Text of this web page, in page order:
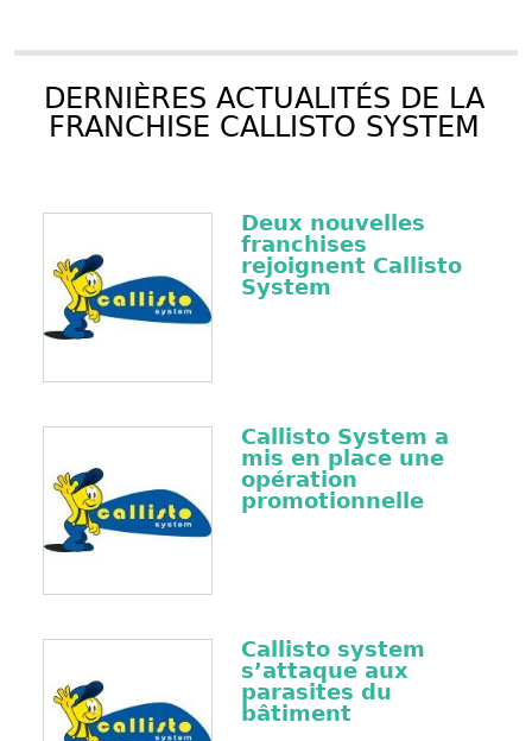
DERNIÈRES ACTUALITÉS DE LA
FRANCHISE CALLISTO SYSTEM
Deux nouvelles
franchises
rejoignent Callisto
System
Callisto System a
mis en place une
opération
promotionnelle
Callisto system
s’attaque aux
parasites du
bâtiment